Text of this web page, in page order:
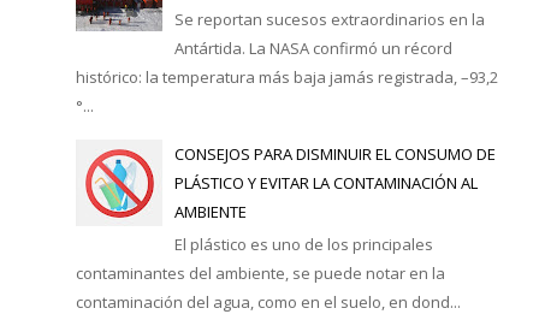
Se reportan sucesos extraordinarios en la
Antártida. La NASA confirmó un récord
histórico: la temperatura más baja jamás registrada, –93,2
°...
CONSEJOS PARA DISMINUIR EL CONSUMO DE
PLÁSTICO Y EVITAR LA CONTAMINACIÓN AL
AMBIENTE
El plástico es uno de los principales
contaminantes del ambiente, se puede notar en la
contaminación del agua, como en el suelo, en dond...